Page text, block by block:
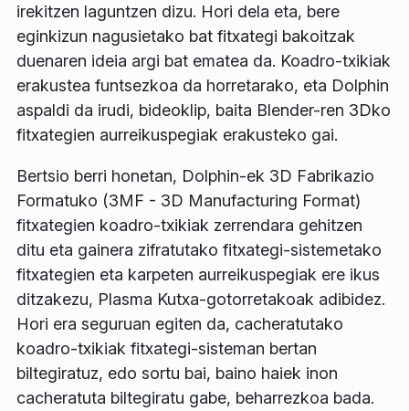
irekitzen laguntzen dizu. Hori dela eta, bere
eginkizun nagusietako bat fitxategi bakoitzak
duenaren ideia argi bat ematea da. Koadro-txikiak
erakustea funtsezkoa da horretarako, eta Dolphin
aspaldi da irudi, bideoklip, baita Blender-ren 3Dko
fitxategien aurreikuspegiak erakusteko gai.
Bertsio berri honetan, Dolphin-ek 3D Fabrikazio
Formatuko (3MF - 3D Manufacturing Format)
fitxategien koadro-txikiak zerrendara gehitzen
ditu eta gainera zifratutako fitxategi-sistemetako
fitxategien eta karpeten aurreikuspegiak ere ikus
ditzakezu, Plasma Kutxa-gotorretakoak adibidez.
Hori era seguruan egiten da, cacheratutako
koadro-txikiak fitxategi-sisteman bertan
biltegiratuz, edo sortu bai, baino haiek inon
cacheratuta biltegiratu gabe, beharrezkoa bada.